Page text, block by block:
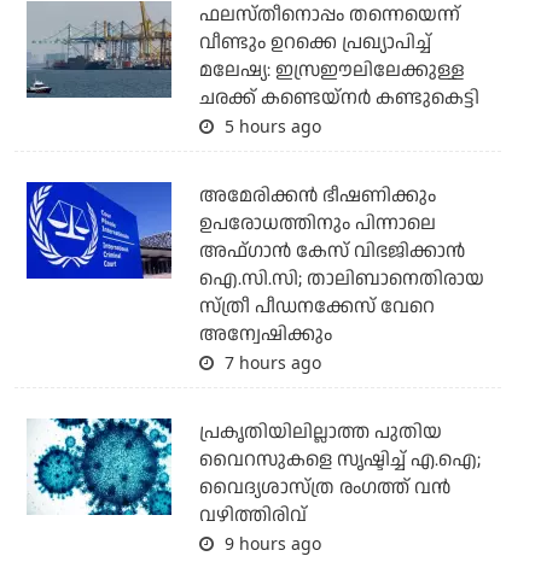
ഫലസ്തീനൊപ്പം തന്നെയെന്ന്
വീണ്ടും ഉറക്കെ പ്രഖ്യാപിച്ച്
മലേഷ്യ: ഇസ്രഈലിലേക്കുള്ള
ചരക്ക് കണ്ടെയ്‌നര്‍ കണ്ടുകെട്ടി
5 hours ago
അമേരിക്കന്‍ ഭീഷണിക്കും
ഉപരോധത്തിനും പിന്നാലെ
അഫ്ഗാന്‍ കേസ് വിഭജിക്കാന്‍
ഐ.സി.സി; താലിബാനെതിരായ
സ്ത്രീ പീഡനക്കേസ് വേറെ
അന്വേഷിക്കും
7 hours ago
പ്രകൃതിയിലില്ലാത്ത പുതിയ
വൈറസുകളെ സൃഷ്ടിച്ച് എ.ഐ;
വൈദ്യശാസ്ത്ര രംഗത്ത് വന്‍
വഴിത്തിരിവ്
9 hours ago